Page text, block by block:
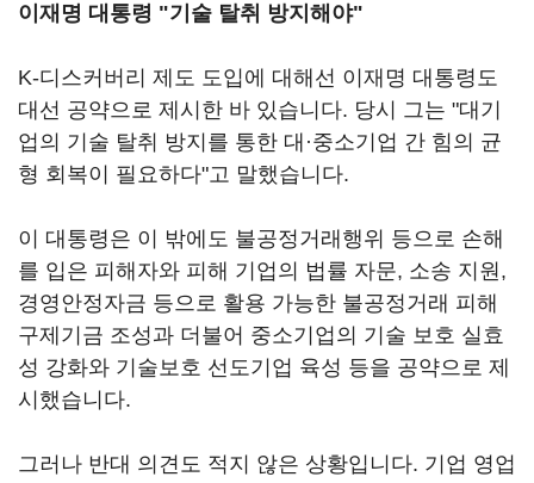
이재명 대통령 "기술 탈취 방지해야"
K-디스커버리 제도 도입에 대해선 이재명 대통령도
대선 공약으로 제시한 바 있습니다. 당시 그는 "대기
업의 기술 탈취 방지를 통한 대·중소기업 간 힘의 균
형 회복이 필요하다"고 말했습니다.
이 대통령은 이 밖에도 불공정거래행위 등으로 손해
를 입은 피해자와 피해 기업의 법률 자문, 소송 지원,
경영안정자금 등으로 활용 가능한 불공정거래 피해
구제기금 조성과 더불어 중소기업의 기술 보호 실효
성 강화와 기술보호 선도기업 육성 등을 공약으로 제
시했습니다.
그러나 반대 의견도 적지 않은 상황입니다. 기업 영업